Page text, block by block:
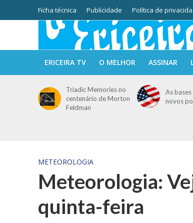
Ficha técnica Publicidade Política de
ERICEIRA TV O MELHOR ASSINAR
Triadic Memories no
centenário de Morton
Feldman
As
novos
METEOROLOGIA
Meteorologia:
quinta-feira